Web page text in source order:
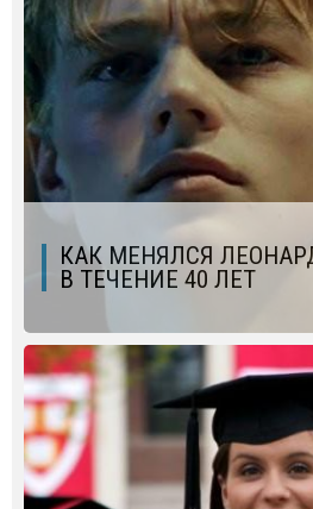
КАК МЕНЯЛСЯ
В ТЕЧЕНИЕ 40 ЛЕТ